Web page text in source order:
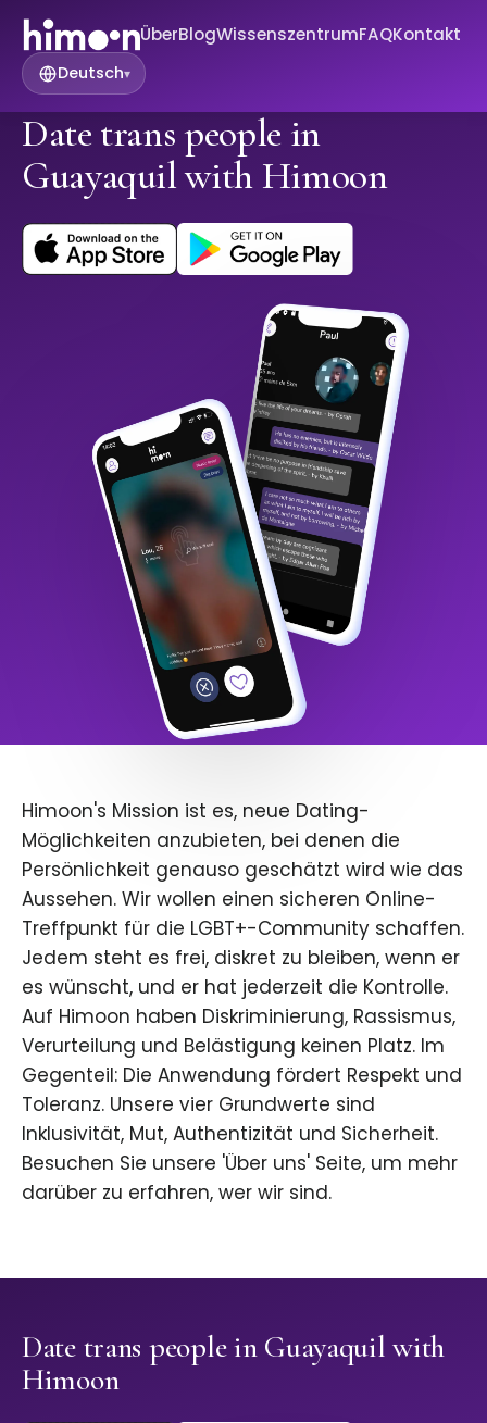
ÜberBlogWissenszentrumFAQKontakt
Deutsch▾
Date trans people in
Guayaquil with Himoon
Himoon's Mission ist es, neue Dating-
Möglichkeiten anzubieten, bei denen die
Persönlichkeit genauso geschätzt wird wie das
Aussehen. Wir wollen einen sicheren Online-
Treffpunkt für die LGBT+-Community schaffen.
Jedem steht es frei, diskret zu bleiben, wenn er
es wünscht, und er hat jederzeit die Kontrolle.
Auf Himoon haben Diskriminierung, Rassismus,
Verurteilung und Belästigung keinen Platz. Im
Gegenteil: Die Anwendung fördert Respekt und
Toleranz. Unsere vier Grundwerte sind
Inklusivität, Mut, Authentizität und Sicherheit.
Besuchen Sie unsere 'Über uns' Seite, um mehr
darüber zu erfahren, wer wir sind.
Date trans people in Guayaquil with
Himoon